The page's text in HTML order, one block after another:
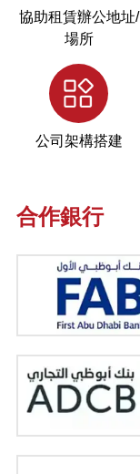
協助租賃辦公地址/
場所
公司架構搭建
合作銀行